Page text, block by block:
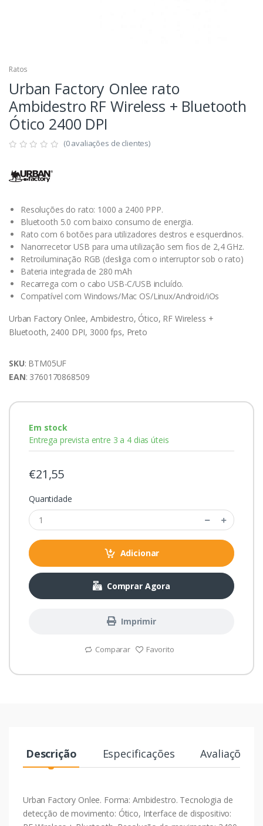
Ratos
Urban Factory Onlee rato
Ambidestro RF Wireless + Bluetooth
Ótico 2400 DPI
(0 avaliações de clientes)
Resoluções do rato: 1000 a 2400 PPP.
Bluetooth 5.0 com baixo consumo de energia.
Rato com 6 botões para utilizadores destros e esquerdinos.
Nanorrecetor USB para uma utilização sem fios de 2,4 GHz.
Retroiluminação RGB (desliga com o interruptor sob o rato)
Bateria integrada de 280 mAh
Recarrega com o cabo USB-C/USB incluído.
Compatível com Windows/Mac OS/Linux/Android/iOs
Urban Factory Onlee, Ambidestro, Ótico, RF Wireless +
Bluetooth, 2400 DPI, 3000 fps, Preto
SKU: BTM05UF
EAN: 3760170868509
Em stock
Entrega prevista entre 3 a 4 dias úteis
€21,55
Quantidade
Adicionar
Comprar Agora
Imprimir
Comparar Favorito
Descrição Especificações Avaliações
Urban Factory Onlee. Forma: Ambidestro. Tecnologia de
detecção de movimento: Ótico, Interface de dispositivo: